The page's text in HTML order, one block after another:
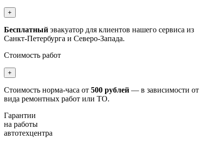
+
Бесплатный эвакуатор для клиентов нашего сервиса из
Санкт-Петербурга и Северо-Запада.
Стоимость работ
+
Стоимость норма-часа от 500 рублей — в зависимости от
вида ремонтных работ или ТО.
Гарантии
на работы
автотехцентра